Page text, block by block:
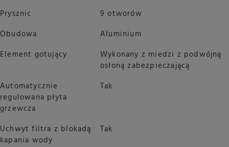
Prysznic
9 otworów
Obudowa
Aluminium
Element gotujący
Wykonany z miedzi z podwójną
osłoną zabezpieczającą
Automatycznie
regulowana płyta
grzewcza
Tak
Uchwyt filtra z blokadą
kapania wody
Tak